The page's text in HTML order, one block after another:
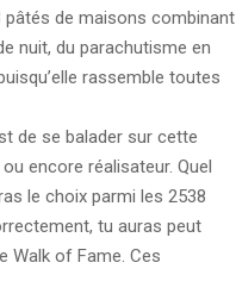
pâtés de maisons combinant
nuit, du parachutisme en
rassemble toutes
de se balader sur cette
encore réalisateur. Quel
le choix parmi les 2538
tu auras peut
Walk of Fame. Ces